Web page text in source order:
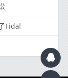
Tidal